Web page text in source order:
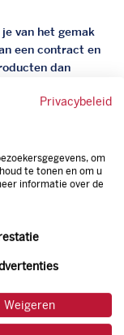
van het gemak
een contract en
dan
dan betaal je
altijd verzekerd
Privacybeleid
om
te tonen en om u
informatie over de
Weigeren